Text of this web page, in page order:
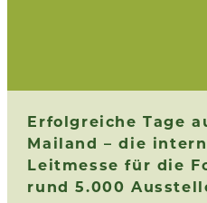
Erfolgreiche Tage
Mailand – die
Leitmesse für die
rund 5.000